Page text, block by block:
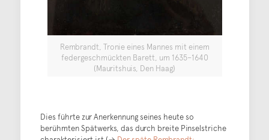
Rembrandt, Tronie eines Mannes mit einem
federgeschmückten Barett, um 1635–1640
(Mauritshuis, Den Haag)
Dies führte zur Anerkennung seines heute so
berühmten Spätwerks, das durch breite Pinselstriche